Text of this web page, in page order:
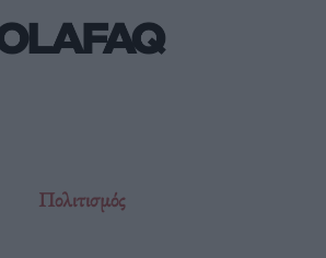
Πολιτισμός